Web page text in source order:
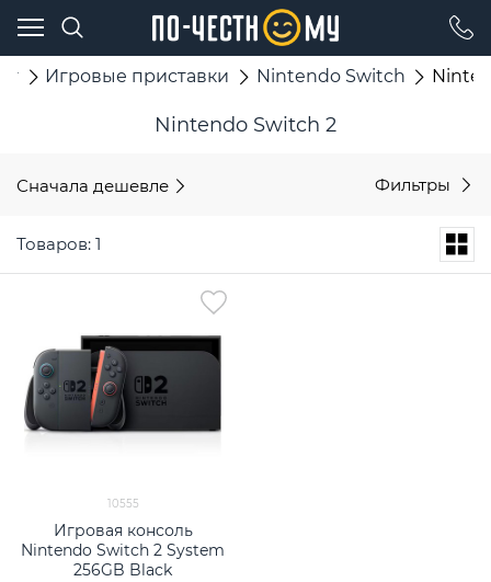
Игровые приставки Nintendo Switch
Nintendo Switch 2
Сначала дешевле Фильтры
Товаров: 1
10555
Игровая консоль
Nintendo Switch 2 System
256GB Black